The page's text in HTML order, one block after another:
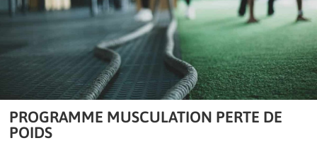
PROGRAMME MUSCULATION PERTE DE
POIDS